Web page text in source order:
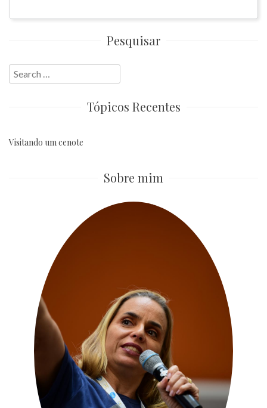
Pesquisar
Search
for:
Tópicos Recentes
Visitando um cenote
Sobre mim